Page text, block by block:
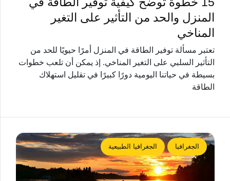
المنزل والحد من التأثير على التغير
المناخي
تعتبر مسألة توفير الطاقة في المنزل أمرًا حيويًا للحد من
التأثير السلبي على التغير المناخي. إذ يمكن أن تلعب خطوات
بسيطة في حياتنا اليومية دورًا كبيرًا في تقليل استهلاك
الطاقة
الجغرافيا الجغرافيا الطبيعية